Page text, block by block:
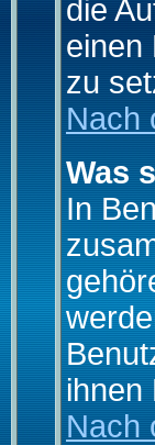
die
einen
zu
Nach
Was
In
ihnen
Nach